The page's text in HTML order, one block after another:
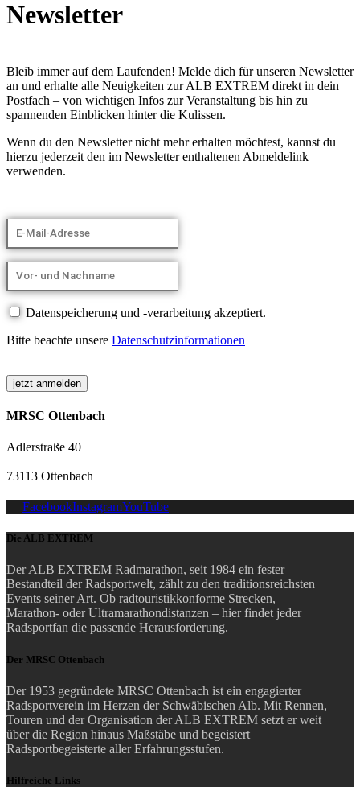
Newsletter
Bleib immer auf dem Laufenden! Melde dich für unseren Newsletter
an und erhalte alle Neuigkeiten zur ALB EXTREM direkt in dein
Postfach – von wichtigen Infos zur Veranstaltung bis hin zu
spannenden Einblicken hinter die Kulissen.
Wenn du den Newsletter nicht mehr erhalten möchtest, kannst du
hierzu jederzeit den im Newsletter enthaltenen Abmeldelink
verwenden.
Datenspeicherung und -verarbeitung akzeptiert.
Bitte beachte unsere Datenschutzinformationen
MRSC Ottenbach
Adlerstraße 40
73113 Ottenbach
FacebookInstagramYouTube
Die ALB EXTREM
Der ALB EXTREM Radmarathon, seit 1984 ein fester
Bestandteil der Radsportwelt, zählt zu den traditionsreichsten
Events seiner Art. Ob radtouristikkonforme Strecken,
Marathon- oder Ultramarathondistanzen – hier findet jeder
Radsportfan die passende Herausforderung.
Der MRSC Ottenbach
Der 1953 gegründete MRSC Ottenbach ist ein engagierter
Radsportverein im Herzen der Schwäbischen Alb. Mit Rennen,
Touren und der Organisation der ALB EXTREM setzt er weit
über die Region hinaus Maßstäbe und begeistert
Radsportbegeisterte aller Erfahrungsstufen.
Hilfreiche Links